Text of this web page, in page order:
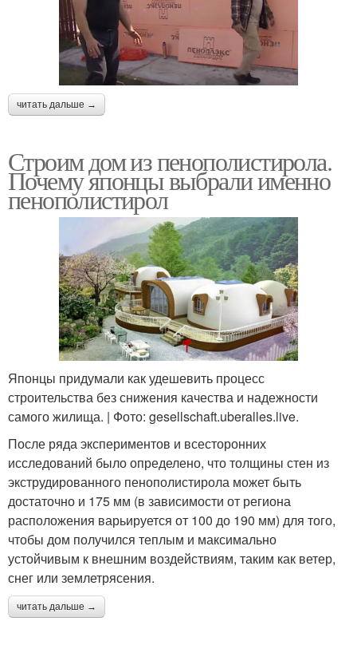
читать дальше →
Строим дом из пенополистирола.
Почему японцы выбрали именно
пенополистирол
Японцы придумали как удешевить процесс
строительства без снижения качества и надежности
самого жилища. | Фото: gesellschaft.uberalles.live.
После ряда экспериментов и всесторонних
исследований было определено, что толщины стен из
экструдированного пенополистирола может быть
достаточно и 175 мм (в зависимости от региона
расположения варьируется от 100 до 190 мм) для того,
чтобы дом получился теплым и максимально
устойчивым к внешним воздействиям, таким как ветер,
снег или землетрясения.
читать дальше →